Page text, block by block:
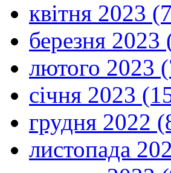
квітня 2023
березня 2023
лютого 2023
січня 2023
грудня 2022
листопада